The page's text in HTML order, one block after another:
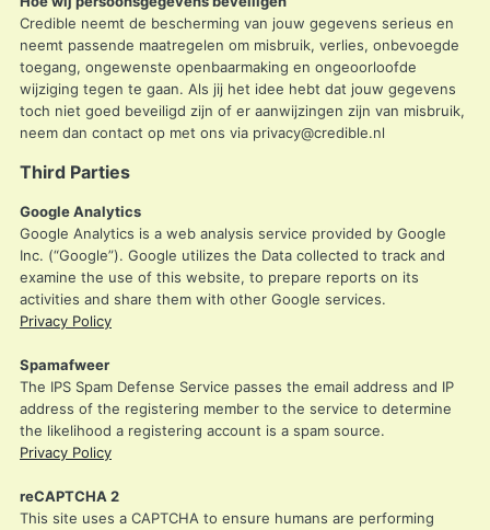
Credible neemt de bescherming van jouw gegevens serieus en
neemt passende maatregelen om misbruik, verlies, onbevoegde
toegang, ongewenste openbaarmaking en ongeoorloofde
wijziging tegen te gaan. Als jij het idee hebt dat jouw gegevens
toch niet goed beveiligd zijn of er aanwijzingen zijn van misbruik,
neem dan contact op met ons via privacy@credible.nl
Third Parties
Google Analytics
Google Analytics is a web analysis service provided by Google
Inc. (“Google”). Google utilizes the Data collected to track and
examine the use of this website, to prepare reports on its
activities and share them with other Google services.
Privacy Policy
Spamafweer
The IPS Spam Defense Service passes the email address and IP
address of the registering member to the service to determine
the likelihood a registering account is a spam source.
Privacy Policy
reCAPTCHA 2
This site uses a CAPTCHA to ensure humans are performing